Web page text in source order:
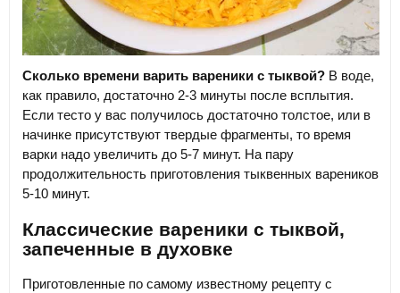
Сколько времени варить вареники с тыквой? В воде,
как правило, достаточно 2-3 минуты после всплытия.
Если тесто у вас получилось достаточно толстое, или в
начинке присутствуют твердые фрагменты, то время
варки надо увеличить до 5-7 минут. На пару
продолжительность приготовления тыквенных вареников
5-10 минут.
Классические вареники с тыквой,
запеченные в духовке
Приготовленные по самому известному рецепту с